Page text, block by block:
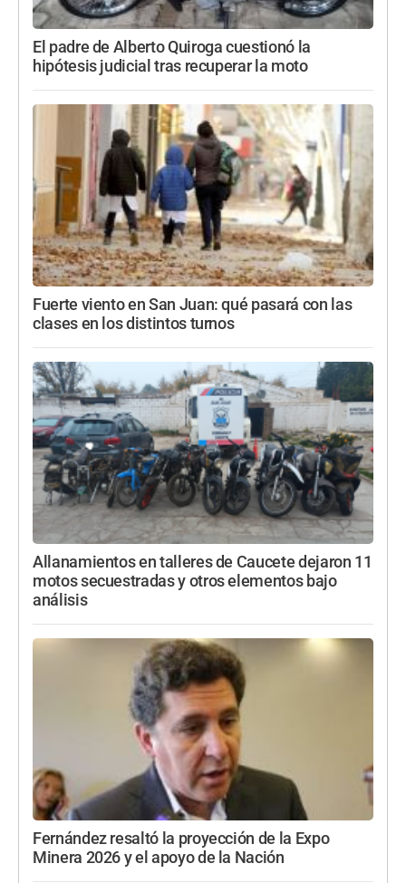
El padre de Alberto Quiroga cuestionó la
hipótesis judicial tras recuperar la moto
Fuerte viento en San Juan: qué pasará con las
clases en los distintos turnos
Allanamientos en talleres de Caucete dejaron 11
motos secuestradas y otros elementos bajo
análisis
Fernández resaltó la proyección de la Expo
Minera 2026 y el apoyo de la Nación